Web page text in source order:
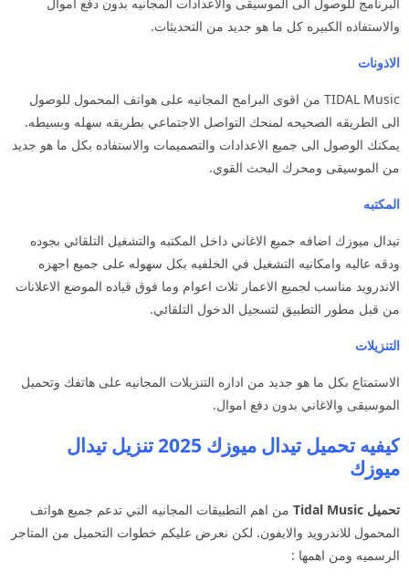
والاستفاده الكبيره كل ما هو جديد من التحديثات.
الاذونات
TIDAL Music من اقوى البرامج المجانيه على هواتف المحمول للوصول
الى الطريقه الصحيحه لمنحك التواصل الاجتماعي بطريقه سهله وبسيطه.
يمكنك الوصول الى جميع الاعدادات والتصميمات والاستفاده بكل ما هو جديد
من الموسيقى ومحرك البحث القوي.
المكتبه
تيدال ميوزك اضافه جميع الاغاني داخل المكتبه والتشغيل التلقائي بجوده
ودقه عاليه وامكانيه التشغيل في الخلفيه بكل سهوله على جميع اجهزه
الاندرويد مناسب لجميع الاعمار ثلاث اعوام وما فوق قياده الموضع الاعلانات
من قبل مطور التطبيق لتسجيل الدخول التلقائي.
التنزيلات
الاستمتاع بكل ما هو جديد من اداره التنزيلات المجانيه على هاتفك وتحميل
الموسيقى والاغاني بدون دفع اموال.
كيفيه تحميل تيدال ميوزك 2025 تنزيل تيدال
ميوزك
تحميل Tidal Music
من اهم التطبيقات المجانيه التي تدعم جميع هواتف
المحمول للاندرويد والايفون. لكن نعرض عليكم خطوات التحميل من المتاجر
الرسميه ومن اهمها :